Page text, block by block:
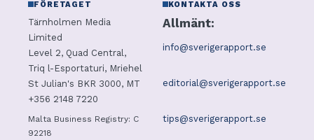
FÖRETAGET
Tärnholmen Media
Limited
Level 2, Quad Central,
Triq l-Esportaturi, Mriehel
St Julian's BKR 3000, MT
+356 2148 7220
Malta Business Registry: C
92218
KONTAKTA OSS
Allmänt:
info@sverigerapport.se
editorial@sverigerapport.se
tips@sverigerapport.se